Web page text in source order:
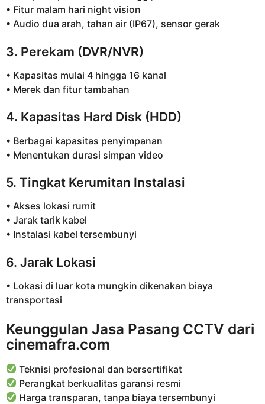
• Fitur malam hari night vision
• Audio dua arah, tahan air (IP67), sensor gerak
3. Perekam (DVR/NVR)
• Kapasitas mulai 4 hingga 16 kanal
• Merek dan fitur tambahan
4. Kapasitas Hard Disk (HDD)
• Berbagai kapasitas penyimpanan
• Menentukan durasi simpan video
5. Tingkat Kerumitan Instalasi
• Akses lokasi rumit
• Jarak tarik kabel
• Instalasi kabel tersembunyi
6. Jarak Lokasi
• Lokasi di luar kota mungkin dikenakan biaya
transportasi
Keunggulan Jasa Pasang CCTV dari
cinemafra.com
Teknisi profesional dan bersertifikat
Perangkat berkualitas garansi resmi
Harga transparan, tanpa biaya tersembunyi